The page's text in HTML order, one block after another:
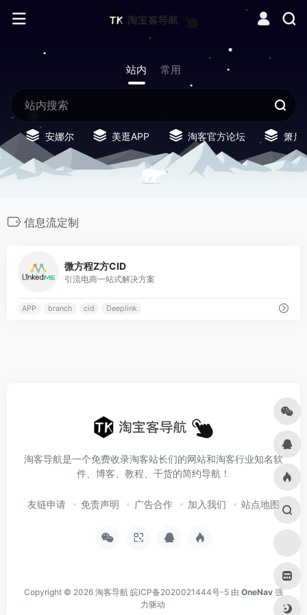
站内 常用
安娜尔 美逛APP 淘客官方论坛 箫启
信息流定制
微方程Z方CID
引流电商一站式解决方案
APP branch cid Deeplink
淘客导航是一个免费收录淘客站长们的网站和淘客行业知名软
件、博客、教程、干货的简约导航！
友链申请 免责声明 广告合作 加入我们 站点地图
Copyright © 2026 淘客导航 皖ICP备2020021444号-5 由 OneNav 强
力驱动